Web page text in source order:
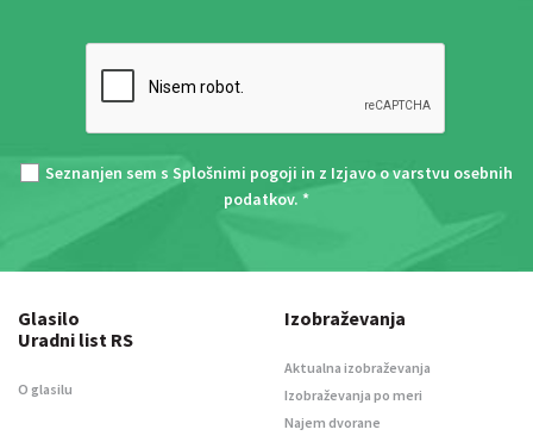
Seznanjen sem s Splošnimi pogoji in z Izjavo o varstvu osebnih
podatkov. *
Glasilo
Uradni list RS
O glasilu
Izobraževanja
Aktualna izobraževanja
Izobraževanja po meri
Najem dvorane